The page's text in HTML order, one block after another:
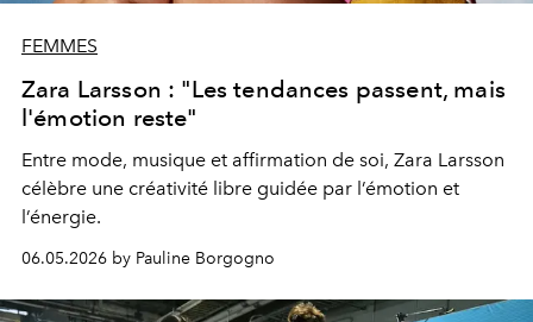
FEMMES
Zara Larsson : "Les tendances passent, mais
l'émotion reste"
Entre mode, musique et affirmation de soi, Zara Larsson
célèbre une créativité libre guidée par l’émotion et
l’énergie.
06.05.2026 by Pauline Borgogno